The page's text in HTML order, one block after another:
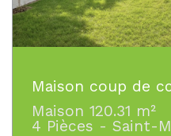
Maison coup de
Maison 120.31 m²
4 Pièces - Saint-